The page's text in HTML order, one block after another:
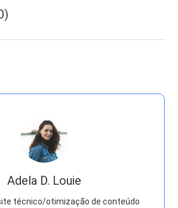
)
Adela D. Louie
técnico/otimização de conteúdo